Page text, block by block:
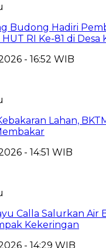
Budong Hadiri
RI Ke-81 di Desa
- 16:52 WIB
Lahan,
- 14:51 WIB
Calla Salurkan Air
Kekeringan
- 14:29 WIB